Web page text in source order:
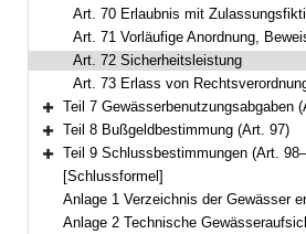
Art. 70 Erlaubnis mit
Art. 71 Vorläufige Anordnung,
Art. 72 Sicherheitsleistung
Art. 73 Erlass von
Bereich erweitern
Teil 7 Gewässerbenutzungsabgaben
Bereich erweitern
Teil 8 Bußgeldbestimmung (Art. 97)
Bereich erweitern
Teil 9 Schlussbestimmungen (Art.
[Schlussformel]
Anlage 1 Verzeichnis der Gewässer
Anlage 2 Technische